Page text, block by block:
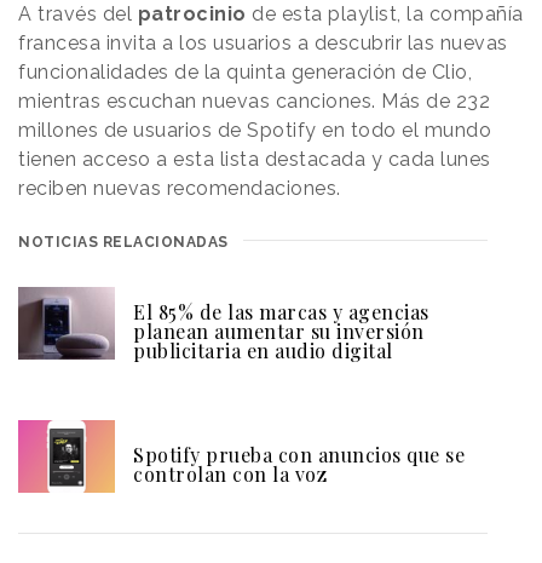
A través del patrocinio de esta playlist, la compañía
francesa invita a los usuarios a descubrir las nuevas
funcionalidades de la quinta generación de Clio,
mientras escuchan nuevas canciones. Más de 232
millones de usuarios de Spotify en todo el mundo
tienen acceso a esta lista destacada y cada lunes
reciben nuevas recomendaciones.
NOTICIAS RELACIONADAS
El 85% de las marcas y agencias
planean aumentar su inversión
publicitaria en audio digital
Spotify prueba con anuncios que se
controlan con la voz